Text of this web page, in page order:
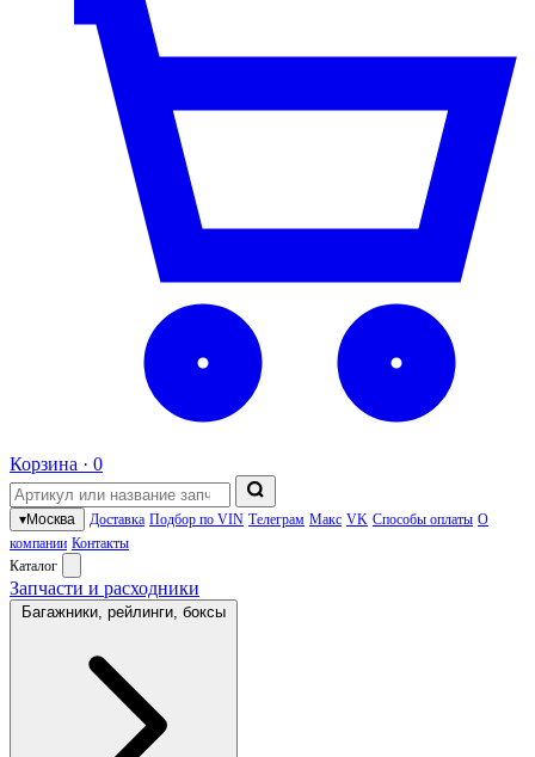
Корзина · 0
▾Москва Доставка Подбор по VIN Телеграм Макс VK Способы оплаты О
компании Контакты
Каталог
Запчасти и расходники
Багажники, рейлинги, боксы